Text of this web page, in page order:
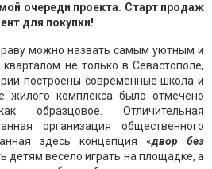
очереди проекта. Старт продаж
для покупки!
можно назвать самым уютным и
не только в Севастополе,
построены современные школа и
жилого комплекса было отмечено
образцовое. Отличительная
организация общественного
здесь концепция «двор без
детям весело играть на площадке, а